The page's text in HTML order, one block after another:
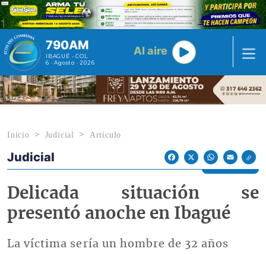
Pasar al contenido principal
790AM
IBAGUÉ - COL
6 · Agosto · 2026
Al aire
Inicio Judicial Artículo
Econoticias y Eventos
Judicial
FacebookX WhatsAppEmail
Delicada situación se
presentó anoche en Ibagué
La víctima sería un hombre de 32 años